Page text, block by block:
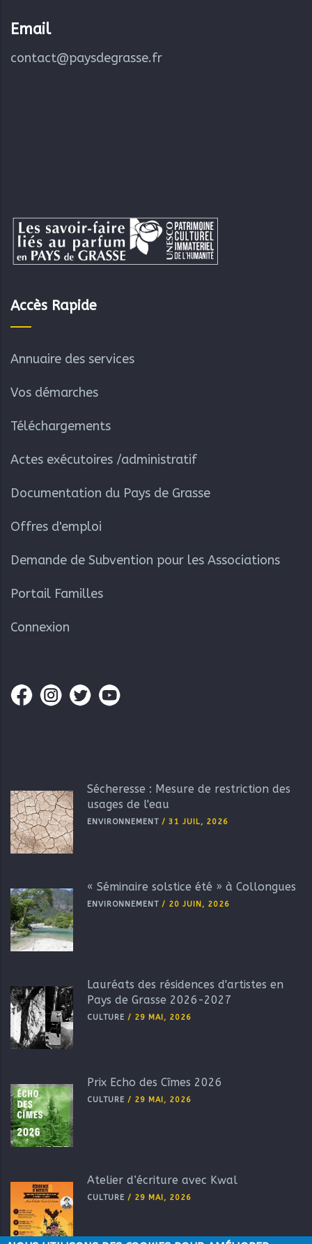
Email
contact@paysdegrasse.fr
Accès Rapide
Annuaire des services
Vos démarches
Téléchargements
Actes exécutoires /administratif
Documentation du Pays de Grasse
Offres d'emploi
Demande de Subvention pour les Associations
Portail Familles
Connexion
Sécheresse : Mesure de restriction des
usages de l'eau
ENVIRONNEMENT / 31 JUIL, 2026
« Séminaire solstice été » à Collongues
ENVIRONNEMENT / 20 JUIN, 2026
Lauréats des résidences d'artistes en
Pays de Grasse 2026-2027
CULTURE / 29 MAI, 2026
Prix Echo des Cîmes 2026
CULTURE / 29 MAI, 2026
Atelier d’écriture avec Kwal
CULTURE / 29 MAI, 2026